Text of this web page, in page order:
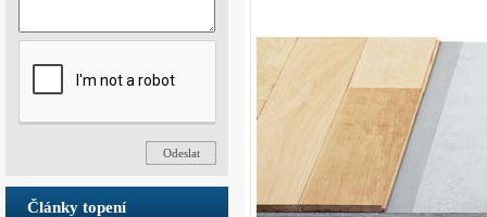
Články topení